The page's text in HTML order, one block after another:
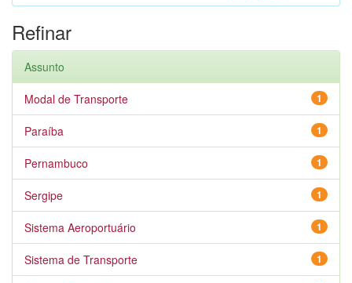
Refinar
Assunto
1
Modal de Transporte
1
Paraíba
1
Pernambuco
1
Sergipe
1
Sistema Aeroportuário
1
Sistema de Transporte